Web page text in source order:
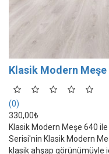
Klasik Modern Meşe
(0)
330,00₺
Klasik Modern Meşe 640
Serisi'nin Klasik Modern
klasik ahşap görünümüyle